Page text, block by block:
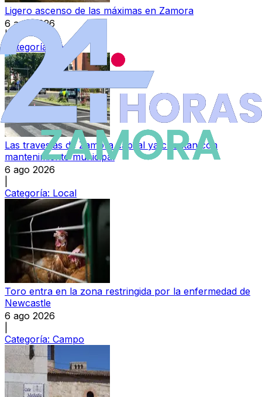
Ligero ascenso de las máximas en Zamora
6 ago 2026
|
Categoría:
Local
Las travesías de Zamora capital ya cuentan con
mantenimiento municipal
6 ago 2026
Categoría: Local
Toro entra en la zona restringida por la enfermedad de
Newcastle
6 ago 2026
Categoría: Campo